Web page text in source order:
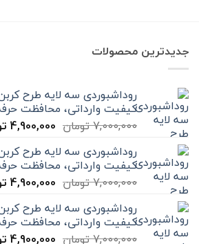
جدیدترین محصولات
کیفیت وارداتی، محافظت
7,000,000تومان قیمت
بود.
4,900,000
روداشبوردی سه‌ لایه طرح
کیفیت وارداتی، محافظت
7,000,000تومان قیمت
بود.
4,900,000
کیفیت وارداتی، محافظت
7,000,000تومان قیمت
4,900,000